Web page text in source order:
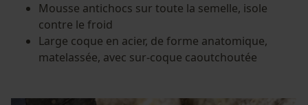
Mousse antichocs sur toute la semelle, isole
contre le froid
Large coque en acier, de forme anatomique,
matelassée, avec sur-coque caoutchoutée